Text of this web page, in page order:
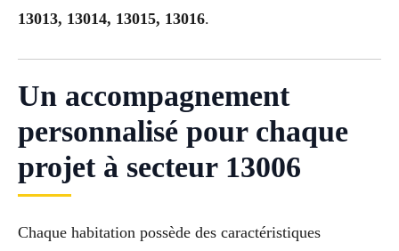
13013, 13014, 13015, 13016.
Un accompagnement
personnalisé pour chaque
projet à secteur 13006
Chaque habitation possède des caractéristiques